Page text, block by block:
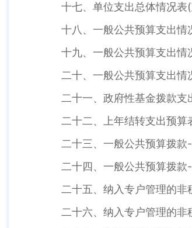
十七、单位支出总体情况表
十八、一般公共预算支出情
十九、一般公共预算支出情
二十、一般公共预算支出
二十一、政府性基金拨款支
二十二、上年结转支出预算
二十三、一般公共预算拨
二十四、一般公共预算拨
二十五、纳入专户管理的
二十六、纳入专户管理的